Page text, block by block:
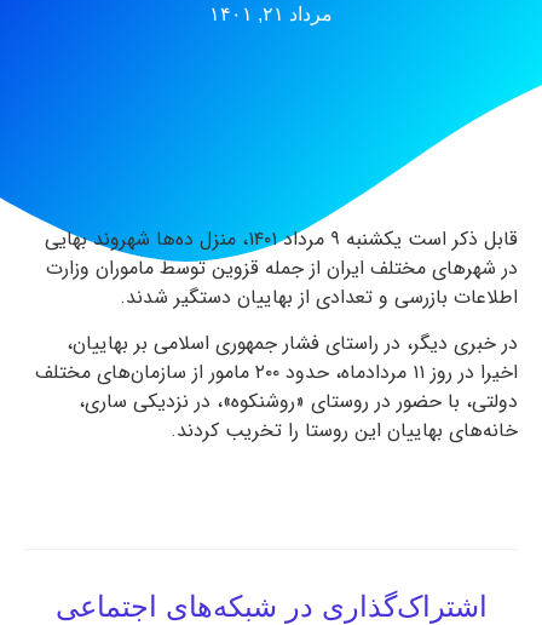
مرداد ۲۱, ۱۴۰۱
قابل ذکر است یکشنبه ۹ مرداد ۱۴۰۱، منزل ده‌ها شهروند بهایی
در شهرهای مختلف ایران از جمله قزوین توسط ماموران وزارت
اطلاعات بازرسی و تعدادی از بهاییان دستگیر شدند.
در خبری دیگر، در راستای فشار جمهوری اسلامی بر بهاییان،
اخیرا در روز ۱۱ مردادماه، حدود ۲۰۰ مامور از سازمان‌های مختلف
دولتی، با حضور در روستای «روشنکوه»، در نزدیکی ساری،
خانه‌های بهاییان این روستا را تخریب کردند.
اشتراک‌گذاری در شبکه‌های اجتماعی